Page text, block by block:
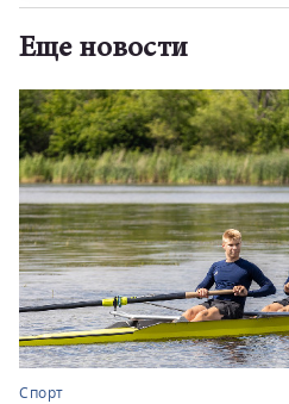
Еще новости
Спорт